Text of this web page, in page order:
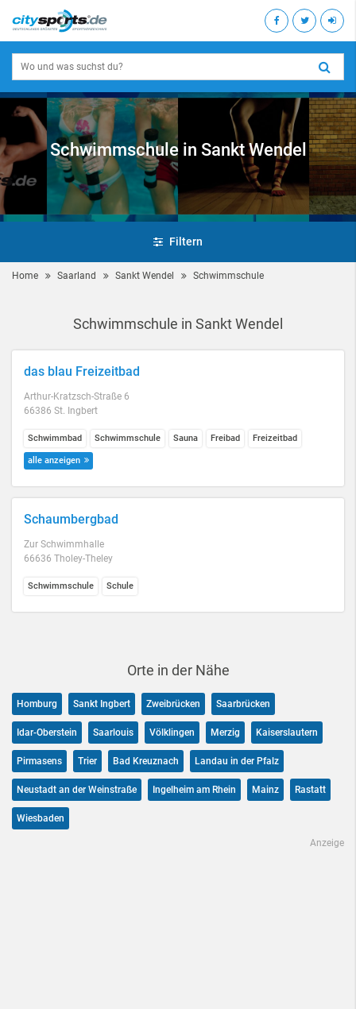
Schwimmschule in Sankt Wendel
Filtern
Home Saarland Sankt Wendel Schwimmschule
Schwimmschule in Sankt Wendel
das blau Freizeitbad
Arthur-Kratzsch-Straße 6
66386 St. Ingbert
Schwimmbad Schwimmschule Sauna Freibad Freizeitbad
alle anzeigen
Schaumbergbad
Zur Schwimmhalle
66636 Tholey-Theley
Schwimmschule Schule
Orte in der Nähe
Homburg Sankt Ingbert Zweibrücken Saarbrücken
Idar-Oberstein Saarlouis Völklingen Merzig Kaiserslautern
Pirmasens Trier Bad Kreuznach Landau in der Pfalz
Neustadt an der Weinstraße Ingelheim am Rhein Mainz Rastatt
Wiesbaden
Anzeige